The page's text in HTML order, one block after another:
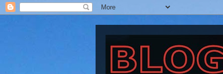
Blog Barra